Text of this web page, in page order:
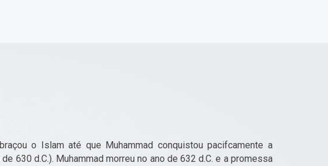
o Islam até que Muhammad conquistou pacifcamente a
630 d.C.). Muhammad morreu no ano de 632 d.C. e a promessa